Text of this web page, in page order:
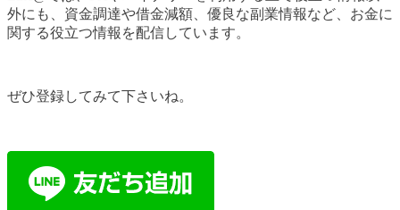
外にも、資金調達や借金減額、優良な副業情報など、お金に
関する役立つ情報を配信しています。
ぜひ登録してみて下さいね。